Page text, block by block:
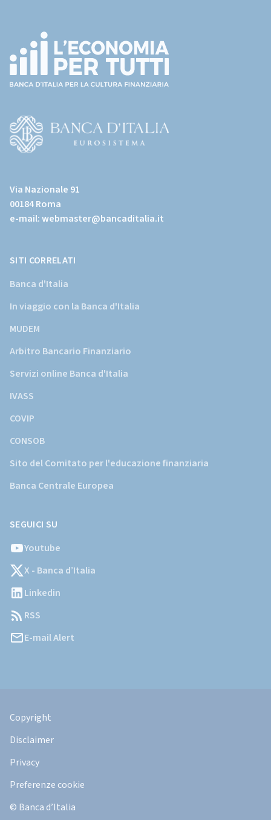
page)
sito
istituzionale
della
Via Nazionale 91
00184 Roma
e-mail:webmaster@bancaditalia.it
SITI CORRELATI
Banca d'Italia
In viaggio con la Banca d'Italia
MUDEM
Arbitro Bancario Finanziario
Servizi online Banca d'Italia
IVASS
COVIP
CONSOB
Sito del Comitato per l'educazione finanziaria
Banca Centrale Europea
SEGUICI SU
Youtube
X - Banca d’Italia
Linkedin
RSS
E-mail Alert
Legali
Copyright
Disclaimer
Privacy
Preferenze cookie
© Banca d’Italia